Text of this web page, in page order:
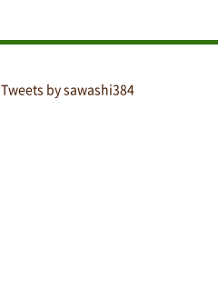
Tweets by sawashi384